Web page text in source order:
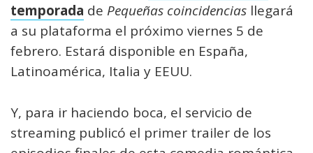
temporada de Pequeñas coincidencias llegará
a su plataforma el próximo viernes 5 de
febrero. Estará disponible en España,
Latinoamérica, Italia y EEUU.
Y, para ir haciendo boca, el servicio de
streaming publicó el primer trailer de los